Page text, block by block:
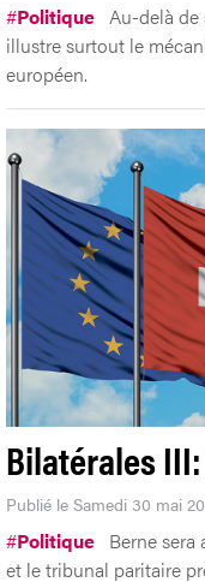
#Politique Au-delà de
illustre surtout le
européen.
Bilatérales
Publié le Samedi 30 mai
#Politique Berne sera
et le tribunal paritaire